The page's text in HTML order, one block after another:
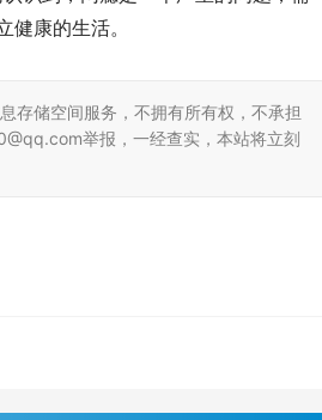
康的生活。
存储空间服务，不拥有所有权，不承担
举报，一经查实，本站将立刻